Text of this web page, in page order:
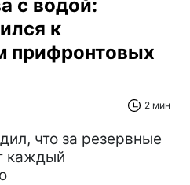
с водой:
к
прифронтовых
2 мин
что за резервные
каждый